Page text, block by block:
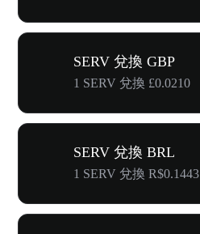
SERV 兌換 GBP
1 SERV 兌換 £0.0210
SERV 兌換 BRL
1 SERV 兌換 R$0.1443